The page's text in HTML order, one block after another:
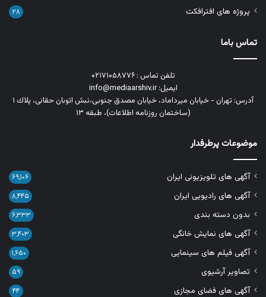
پروژه های افترافکت ۲۸
تماس باما
تلفن تماس : ۰۲۱۷۱۰۵۸۷۷۶
ایمیل: info@mediaarshiv.ir
آدرس: تهران - خیابان میرداماد، خیابان مصدق جنوبی،نبش اتوبان حقانی، پلاك ١
(ساختمان روزنامه اطلاعات)، طبقه ۱۳
موضوعات پرطرفدار
آگهی های تلویزیونی ایران ۶۹,۱۰۶
آگهی های رادیویی ایران ۸,۴۴۵
بدون دسته بندی ۶,۳۳۳
آگهی های نمایش خانگی ۳,۴۰۳
آگهی فیلم های سینمایی ۱,۶۵۰
تصاویر آرشیوی ۵۹
آگهی های فضای مجازی ۴۴